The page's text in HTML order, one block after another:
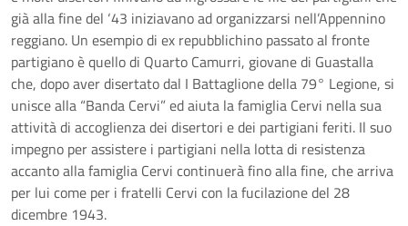
già alla fine del ‘43 iniziavano ad organizzarsi nell’Appennino
reggiano. Un esempio di ex repubblichino passato al fronte
partigiano è quello di Quarto Camurri, giovane di Guastalla
che, dopo aver disertato dal I Battaglione della 79° Legione, si
unisce alla “Banda Cervi” ed aiuta la famiglia Cervi nella sua
attività di accoglienza dei disertori e dei partigiani feriti. Il suo
impegno per assistere i partigiani nella lotta di resistenza
accanto alla famiglia Cervi continuerà fino alla fine, che arriva
per lui come per i fratelli Cervi con la fucilazione del 28
dicembre 1943.